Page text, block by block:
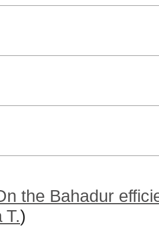
the Bahadur
T.)